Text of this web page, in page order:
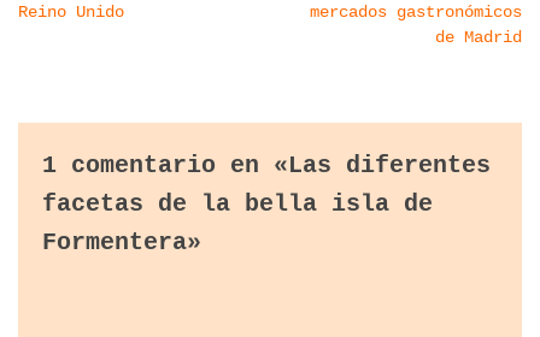
Reino Unido
mercados gastronómicos
de Madrid
1 comentario en «Las diferentes
facetas de la bella isla de
Formentera»